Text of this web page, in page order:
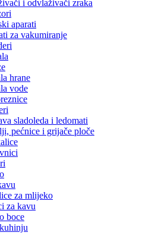
i odvlaživači zraka
aparati
za vakumiranje
hrane
vode
sladoleda i ledomati
pećnice i grijače ploče
za mlijeko
za kavu
boce